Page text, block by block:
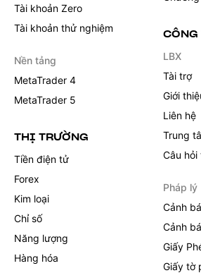
Tài khoản Zero
Tài khoản thử nghiệm
Nền tảng
MetaTrader 4
MetaTrader 5
THỊ TRƯỜNG
Tiền điện tử
Forex
Kim loại
Chỉ số
Năng lượng
Hàng hóa
CÔNG
LBX
Tài trợ
Giới
Liên hệ
Trung
Câu hỏi
Pháp lý
Cảnh
Cảnh
Giấy
Giấy tờ